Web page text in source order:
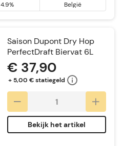
4.9% België
Saison Dupont Dry Hop
PerfectDraft Biervat 6L
€ 37,90
+ 5,00 € statiegeld
Bekijk het artikel